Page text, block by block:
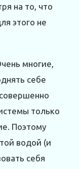
на то, что
этого не
многие,
себе
только
Поэтому
водой (и
себя